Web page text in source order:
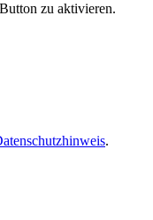
zu aktivieren.
.